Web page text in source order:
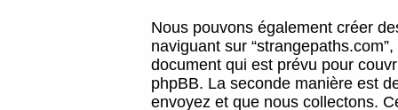
Nous pouvons également créer
naviguant sur
document qui est prévu pour
phpBB. La seconde manière est
envoyez et que nous collectons.